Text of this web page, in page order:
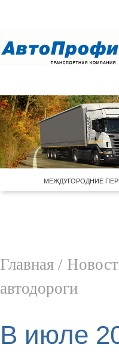
МЕЖДУГОРОДНИЕ
Главная /
автодороги
В июле